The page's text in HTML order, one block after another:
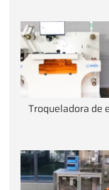
Troqueladora de